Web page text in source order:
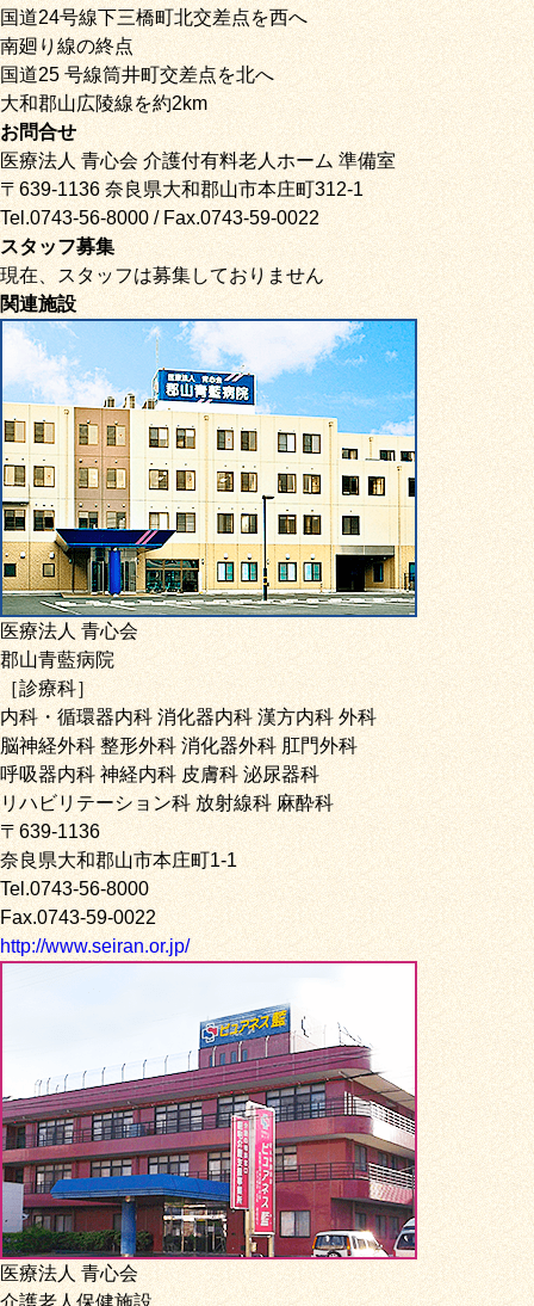
国道24号線下三橋町北交差点を西へ
南廻り線の終点
国道25 号線筒井町交差点を北へ
大和郡山広陵線を約2km
お問合せ
医療法人 青心会 介護付有料老人ホーム 準備室
〒639-1136 奈良県大和郡山市本庄町312-1
Tel.0743-56-8000 / Fax.0743-59-0022
スタッフ募集
現在、スタッフは募集しておりません
関連施設
医療法人 青心会
郡山青藍病院
［診療科］
内科・循環器内科 消化器内科 漢方内科 外科
脳神経外科 整形外科 消化器外科 肛門外科
呼吸器内科 神経内科 皮膚科 泌尿器科
リハビリテーション科 放射線科 麻酔科
〒639-1136
奈良県大和郡山市本庄町1-1
Tel.0743-56-8000
Fax.0743-59-0022
http://www.seiran.or.jp/
医療法人 青心会
介護老人保健施設